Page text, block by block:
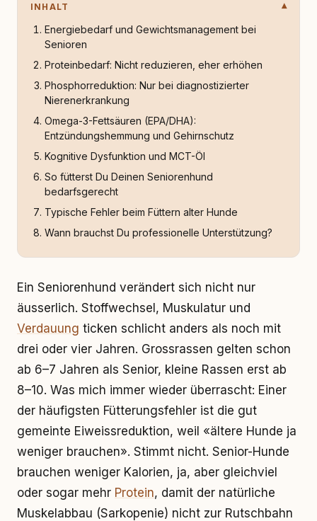
INHALT
Energiebedarf und Gewichtsmanagement bei
Senioren
Proteinbedarf: Nicht reduzieren, eher erhöhen
Phosphorreduktion: Nur bei diagnostizierter
Nierenerkrankung
Omega-3-Fettsäuren (EPA/DHA):
Entzündungshemmung und Gehirnschutz
Kognitive Dysfunktion und MCT-Öl
So fütterst Du Deinen Seniorenhund
bedarfsgerecht
Typische Fehler beim Füttern alter Hunde
Wann brauchst Du professionelle Unterstützung?
Ein Seniorenhund verändert sich nicht nur
äusserlich. Stoffwechsel, Muskulatur und
Verdauung ticken schlicht anders als noch mit
drei oder vier Jahren. Grossrassen gelten schon
ab 6–7 Jahren als Senior, kleine Rassen erst ab
8–10. Was mich immer wieder überrascht: Einer
der häufigsten Fütterungsfehler ist die gut
gemeinte Eiweissreduktion, weil «ältere Hunde ja
weniger brauchen». Stimmt nicht. Senior-Hunde
brauchen weniger Kalorien, ja, aber gleichviel
oder sogar mehr Protein, damit der natürliche
Muskelabbau (Sarkopenie) nicht zur Rutschbahn